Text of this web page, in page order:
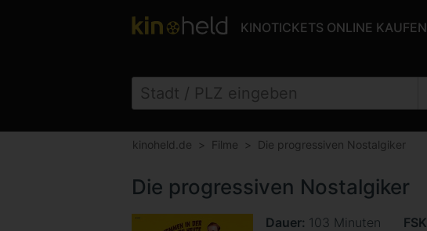
KINOTICKETS ONLINE KAUFEN
kinoheld.de Filme Die progressiven Nostalgiker
Die progressiven Nostalgiker
Dauer 103 Minuten FSK